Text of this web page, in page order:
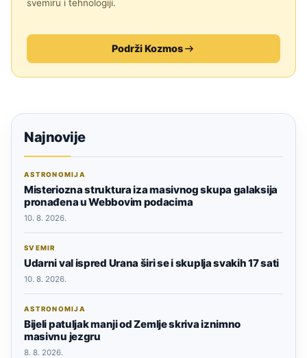
svemiru i tehnologiji.
Podrži Kozmos
Najnovije
ASTRONOMIJA
Misteriozna struktura iza masivnog skupa galaksija
pronađena u Webbovim podacima
10. 8. 2026.
SVEMIR
Udarni val ispred Urana širi se i skuplja svakih 17 sati
10. 8. 2026.
ASTRONOMIJA
Bijeli patuljak manji od Zemlje skriva iznimno
masivnu jezgru
8. 8. 2026.